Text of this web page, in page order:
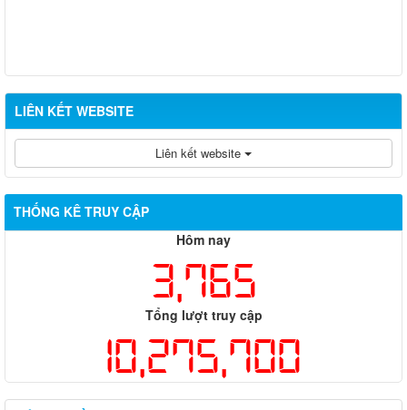
LIÊN KẾT WEBSITE
Liên kết website
THỐNG KÊ TRUY CẬP
Hôm nay
3,765
Tổng lượt truy cập
10,275,700